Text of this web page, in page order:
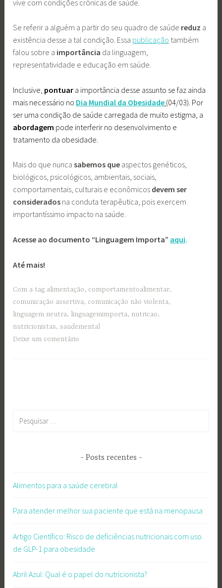
vive com condições crônicas de saúde.
Se referir a alguém a partir do seu quadro de saúde reduz a
existência desse a tal condição. Essa publicação também
falou sobre a importância da linguagem,
representatividade e educação em saúde.
Inclusive, pontuar a importância desse assunto se faz ainda
mais necessário no Dia Mundial da Obesidade (04/03). Por
ser uma condição de saúde carregada de muito estigma, a
abordagem pode interferir no desenvolvimento e
tratamento da obesidade.
Mais do que nuncasabemos que aspectos genéticos,
biológicos, psicológicos, ambientais, sociais,
comportamentais, culturais e econômicos devem ser
considerados na conduta terapêutica, pois exercem
importantíssimo impacto na saúde.
Acesse ao documento “Linguagem Importa” aqui.
Até mais!
Com a tag alimentação, comportamentoalimentar,
comunicação assertiva, comunicação não violenta,
linguagem neutra, linguagemimporta, nutricao,
nutricionistas,saudemental
Deixe um comentário
Posts recentes
Alimentos para a saúde cerebral
Para atender melhor sua paciente que está na menopausa
Artigo Científico: Risco de deficiências nutricionais com uso
de GLP-1 para obesidade
Abril Azul: Qual é o papel do nutricionista?